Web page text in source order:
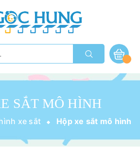
SẮT MÔ HÌNH
xe sắt Hộp xe sắt mô hình